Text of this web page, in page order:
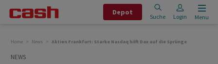
Depot
Suche Login Menu
Home News Aktien Frankfurt: Starke Nasdaq hilft Dax auf die Sprünge
NEWS